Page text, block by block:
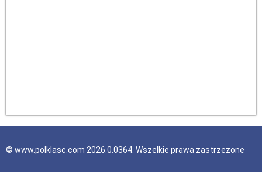
© www.polklasc.com 2026.0.0364. Wszelkie prawa zastrzezone